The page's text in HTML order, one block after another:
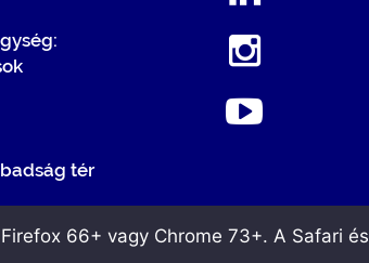
tér
66+ vagy Chrome 73+. A Safari